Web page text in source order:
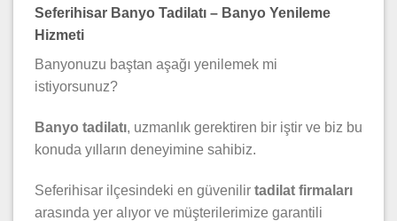
Seferihisar Banyo Tadilatı – Banyo Yenileme
Hizmeti
Banyonuzu baştan aşağı yenilemek mi
istiyorsunuz?
Banyo tadilatı, uzmanlık gerektiren bir iştir ve biz bu
konuda yılların deneyimine sahibiz.
Seferihisar ilçesindeki en güvenilir tadilat firmaları
arasında yer alıyor ve müşterilerimize garantili